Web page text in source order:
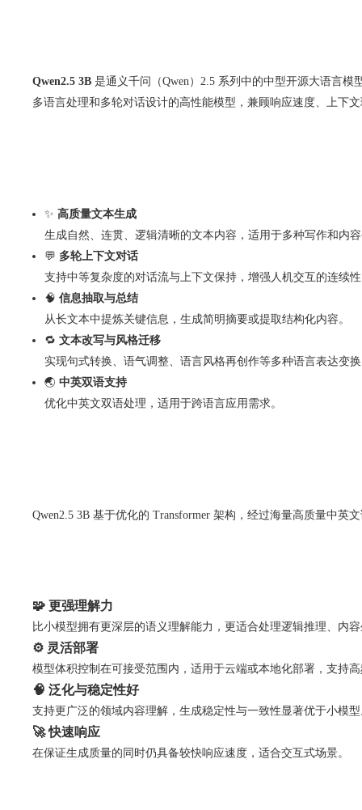
Qwen2.5 3B 是通义千问（Qwen）2.5 系列中的中型开源大语言模
多语言处理和多轮对话设计的高性能模型，兼顾响应速度、上下
✨ 高质量文本生成
生成自然、连贯、逻辑清晰的文本内容，适用于多种写作和内
💬 多轮上下文对话
支持中等复杂度的对话流与上下文保持，增强人机交互的连续
🧠 信息抽取与总结
从长文本中提炼关键信息，生成简明摘要或提取结构化内容。
🔁 文本改写与风格迁移
实现句式转换、语气调整、语言风格再创作等多种语言表达变
🌏 中英双语支持
优化中英文双语处理，适用于跨语言应用需求。
Qwen2.5 3B 基于优化的 Transformer 架构，经过海量高质量中
🧩 更强理解力
比小模型拥有更深层的语义理解能力，更适合处理逻辑推理、内
⚙️ 灵活部署
模型体积控制在可接受范围内，适用于云端或本地化部署，支持
🧠 泛化与稳定性好
支持更广泛的领域内容理解，生成稳定性与一致性显著优于小模
🚀 快速响应
在保证生成质量的同时仍具备较快响应速度，适合交互式场景。